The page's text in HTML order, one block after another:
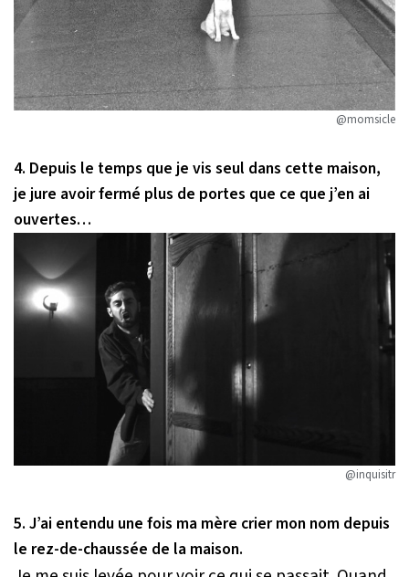
@momsicle
4. Depuis le temps que je vis seul dans cette maison,
je jure avoir fermé plus de portes que ce que j’en ai
ouvertes…
@inquisitr
5. J’ai entendu une fois ma mère crier mon nom depuis
le rez-de-chaussée de la maison.